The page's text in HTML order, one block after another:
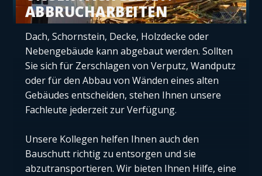
ABBRUCHARBEITEN
Dach, Schornstein, Decke, Holzdecke oder
Nebengebäude kann abgebaut werden. Sollten
Sie sich für Zerschlagen von Verputz, Wandputz
oder für den Abbau von Wänden eines alten
Gebäudes entscheiden, stehen Ihnen unsere
Fachleute jederzeit zur Verfügung.
Unsere Kollegen helfen Ihnen auch den
Bauschutt richtig zu entsorgen und sie
abzutransportieren. Wir bieten Ihnen Hilfe, eine